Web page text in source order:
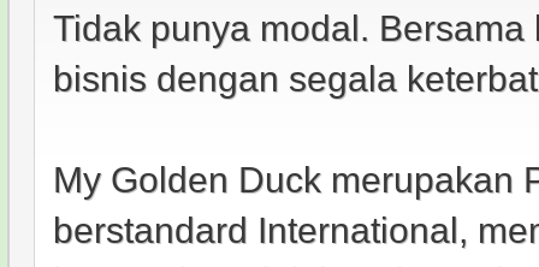
Tidak punya modal.
bisnis dengan segala
My Golden Duck merupakan
berstandard International,